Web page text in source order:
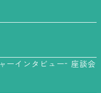
ーインタビュー 座談会